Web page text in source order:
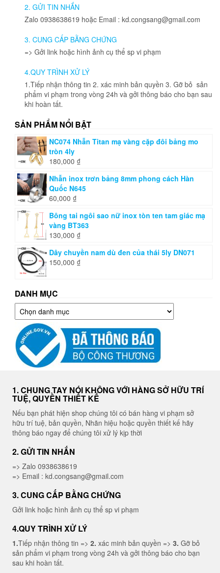
có
thể
được
chọn
trên
trang
phẩm
2. GỬI TIN NHẮN
Zalo 0938638619 hoặc Email : kd.congsang@gmail.com
3. CUNG CẤP BẰNG CHỨNG
=> Gởi link hoặc hình ảnh cụ thể sp vi phạm
4.QUY TRÌNH XỬ LÝ
1.Tiếp nhận thông tin 2. xác minh bản quyền 3. Gỡ bỏ sản
phẩm vi phạm trong vòng 24h và gởi thông báo cho bạn sau
khi hoàn tất.
SẢN PHẨM NỔI BẬT
NC074 Nhẫn Titan mạ vàng cặp đôi bảng mo
tròn 4ly
180,000 ₫
Nhẫn inox trơn bảng 8mm phong cách Hàn
Quốc N645
60,000 ₫
Bông tai ngôi sao nữ inox tòn ten tam giác mạ
vàng BT363
130,000 ₫
Dây chuyền nam dù đen của thái 5ly DN071
150,000 ₫
DANH MỤC
Danh
mục
1. CHUNG TAY NÓI KHÔNG VỚI HÀNG SỞ HỮU TRÍ
TUỆ, QUYỀN THIẾT KẾ
Nếu bạn phát hiện shop chúng tôi có bán hàng vi phạm sở
hữu trí tuệ, bản quyền, Nhãn hiệu hoặc quyền thiết kế hãy
thông báo ngay để chúng tôi xử lý kịp thời
2. GỬI TIN NHẮN
=> Zalo 0938638619
=> Email : kd.congsang@gmail.com
3. CUNG CẤP BẰNG CHỨNG
Gởi link hoặc hình ảnh cụ thể sp vi phạm
4.QUY TRÌNH XỬ LÝ
1.Tiếp nhận thông tin => 2. xác minh bản quyền => 3. Gỡ bỏ
sản phẩm vi phạm trong vòng 24h và gởi thông báo cho bạn
sau khi hoàn tất.